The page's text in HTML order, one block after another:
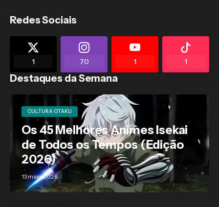
Redes Sociais
1 70 1 1
Destaques da Semana
CULTURA OTAKU
Os 45 Melhores Animes Isekai
de Todos os Tempos (Edição
2026)
13 maio, 2026